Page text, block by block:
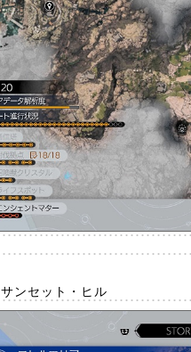
サンセット・ヒル